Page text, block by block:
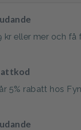
kr eller mer och
5% rabatt hos